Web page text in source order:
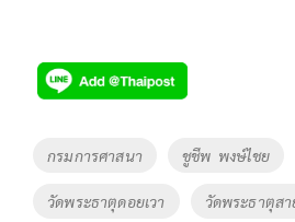
Tags
กรมการศาสนา ชูชีพ พงษ์ไชย
วัดพระธาตุดอยเวา วัดพระธาตุสา